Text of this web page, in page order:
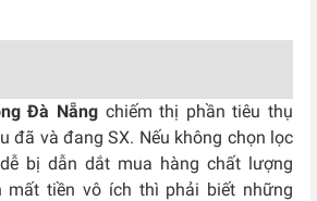
Đà Nẵng chiếm thị phần tiêu thụ
đã và đang SX. Nếu không chọn lọc
bị dẫn dắt mua hàng chất lượng
mất tiền vô ích thì phải biết những